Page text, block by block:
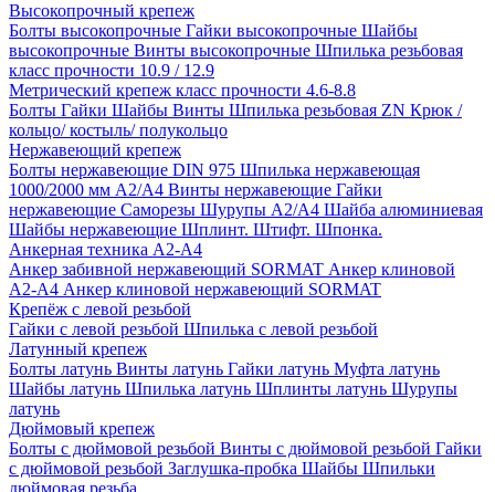
Высокопрочный крепеж
Болты высокопрочные Гайки высокопрочные Шайбы
высокопрочные Винты высокопрочные Шпилька резьбовая
класс прочности 10.9 / 12.9
Метрический крепеж класс прочности 4.6-8.8
Болты Гайки Шайбы Винты Шпилька резьбовая ZN Крюк /
кольцо/ костыль/ полукольцо
Нержавеющий крепеж
Болты нержавеющие DIN 975 Шпилька нержавеющая
1000/2000 мм А2/А4 Винты нержавеющие Гайки
нержавеющие Саморезы Шурупы А2/А4 Шайба алюминиевая
Шайбы нержавеющие Шплинт. Штифт. Шпонка.
Анкерная техника А2-А4
Анкер забивной нержавеющий SORMAT Анкер клиновой
A2-A4 Анкер клиновой нержавеющий SORMAT
Крепёж с левой резьбой
Гайки с левой резьбой Шпилька с левой резьбой
Латунный крепеж
Болты латунь Винты латунь Гайки латунь Муфта латунь
Шайбы латунь Шпилька латунь Шплинты латунь Шурупы
латунь
Дюймовый крепеж
Болты с дюймовой резьбой Винты с дюймовой резьбой Гайки
с дюймовой резьбой Заглушка-пробка Шайбы Шпильки
дюймовая резьба